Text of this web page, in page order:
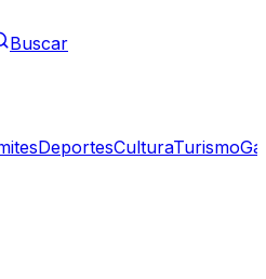
Buscar
DeportesCulturaTurismo